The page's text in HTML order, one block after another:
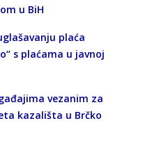
u BiH
plaća
s plaćama u javnoj
vezanim za
kazališta u Brčko